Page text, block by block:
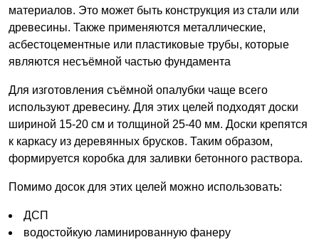
материалов. Это может быть конструкция из стали или
древесины. Также применяются металлические,
асбестоцементные или пластиковые трубы, которые
являются несъёмной частью фундамента
Для изготовления съёмной опалубки чаще всего
используют древесину. Для этих целей подходят доски
шириной 15-20 см и толщиной 25-40 мм. Доски крепятся
к каркасу из деревянных брусков. Таким образом,
формируется коробка для заливки бетонного раствора.
Помимо досок для этих целей можно использовать:
ДСП
водостойкую ламинированную фанеру